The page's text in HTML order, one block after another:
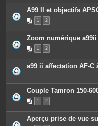
A99 II et objectifs
1 2
Zoom numérique a99ii
1 2
a99 ii affectation AF-C
Couple Tamron 150-
1 2
Aperçu prise de vue